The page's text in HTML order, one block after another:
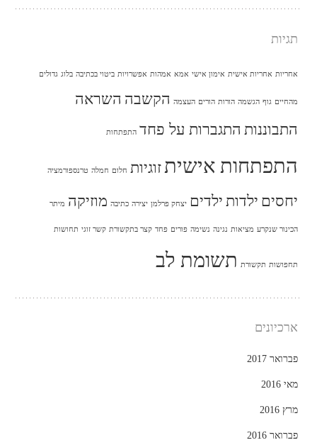
תגיות
אחריות אחריות אישית אימון אישי אמא אמהות אפשרויות ביטוי בכתיבה בלוג גדולים
מהחיים גוף הגשמה הורות הורים העצמה הקשבה השראה
התבוננות התגברות על פחד התפתחות
התפתחות אישית זוגיות חלום חמלה טרנספורמציה
יחסים ילדות ילדים יצחק פרלמן יצירה כתיבה מוזיקה מיתר
הכינור שנקרע מציאות נגינה נשימה פורים פחד קצר בתקשורת קשר זוגי תחושות
תחפושות תקשורת תשומת לב
ארכיונים
פברואר 2017
מאי 2016
מרץ 2016
פברואר 2016